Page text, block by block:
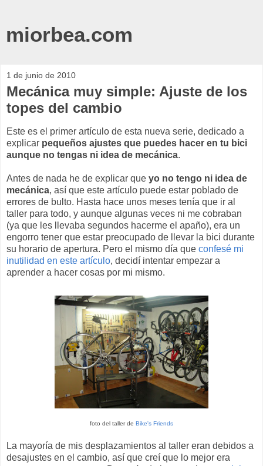
miorbea.com
1 de junio de 2010
Mecánica muy simple: Ajuste de los
topes del cambio
Este es el primer artículo de esta nueva serie, dedicado a
explicar pequeños ajustes que puedes hacer en tu bici
aunque no tengas ni idea de mecánica.
Antes de nada he de explicar que yo no tengo ni idea de
mecánica, así que este artículo puede estar poblado de
errores de bulto. Hasta hace unos meses tenía que ir al
taller para todo, y aunque algunas veces ni me cobraban
(ya que les llevaba segundos hacerme el apaño), era un
engorro tener que estar preocupado de llevar la bici durante
su horario de apertura. Pero el mismo día que confesé mi
inutilidad en este artículo, decidí intentar empezar a
aprender a hacer cosas por mi mismo.
foto del taller de Bike's Friends
La mayoría de mis desplazamientos al taller eran debidos a
desajustes en el cambio, así que creí que lo mejor era